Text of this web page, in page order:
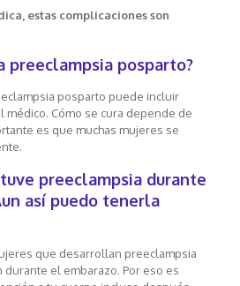
estas complicaciones son
preeclampsia posparto?
posparto puede incluir
médico. Cómo se cura depende de
es que muchas mujeres se
preeclampsia durante
así puedo tenerla
que desarrollan preeclampsia
el embarazo. Por eso es